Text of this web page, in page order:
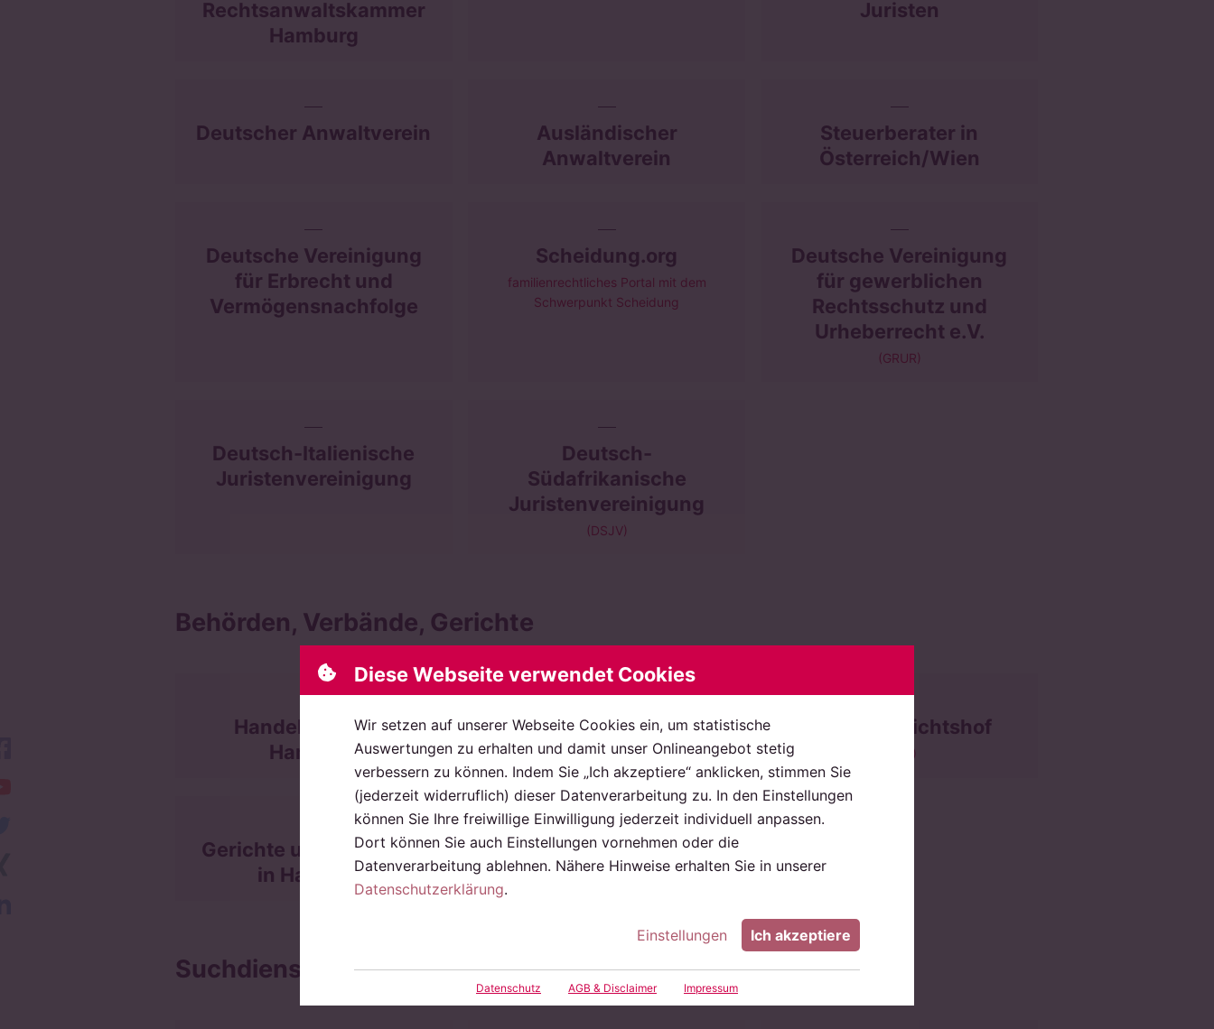
Rechtsanwaltskammer
Hamburg
Juristen
Deutscher Anwaltverein
Ausländischer
Anwaltverein
Steuerberater in
Österreich/Wien
Deutsche Vereinigung
für Erbrecht und
Vermögensnachfolge
Scheidung.org
familienrechtliches Portal mit dem
Schwerpunkt Scheidung
Deutsche Vereinigung
für gewerblichen
Rechtsschutz und
Urheberrecht e.V.
(GRUR)
Deutsch-Italienische
Juristenvereinigung
Deutsch-
Südafrikanische
Juristenvereinigung
(DSJV)
Behörden, Verbände, Gerichte
Handelskammer
Hamburg
Handwerkskammer
Hamburg
Bundesgerichtshof
(BGH)
Gerichte und Behörden
in Hamburg
BMJ
Handels- und Wirtschaftsrecht
Suchdienste für Rechtsratsuchende
Diese Webseite verwendet Cookies
Wir setzen auf unserer Webseite Cookies ein, um statistische
Auswertungen zu erhalten und damit unser Onlineangebot stetig
verbessern zu können. Indem Sie „Ich akzeptiere“ anklicken, stimmen Sie
(jederzeit widerruflich) dieser Datenverarbeitung zu. In den Einstellungen
können Sie Ihre freiwillige Einwilligung jederzeit individuell anpassen.
Dort können Sie auch Einstellungen vornehmen oder die
Datenverarbeitung ablehnen. Nähere Hinweise erhalten Sie in unserer
Datenschutzerklärung.
Einstellungen Ich akzeptiere
Datenschutz AGB & Disclaimer Impressum